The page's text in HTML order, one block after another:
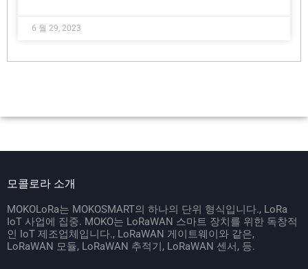
6 월 29, 2023
모콜로라 소개
MOKOLoRa는 MOKOSMART의 하나의 단위 형식입니다., LoRa
IoT 사업에 집중. MOKO는 LoRaWAN 스마트 장치를 위한 독창적
인 IoT 제조업체입니다., LoRaWAN 게이트웨이와 같은,
LoRaWAN 모듈, LoRaWAN 추적기, LoRaWAN 센서, 등.